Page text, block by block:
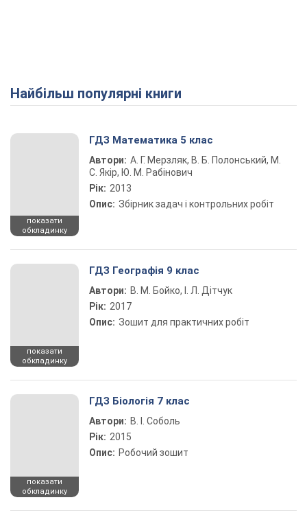
Найбільш популярні книги
показати
обкладинку
ГДЗ Математика 5 клас
Автори: А. Г. Мерзляк, В. Б. Полонський, М.
С. Якір, Ю. М. Рабінович
Рік: 2013
Опис: Збірник задач і контрольних робіт
показати
обкладинку
ГДЗ Географія 9 клас
Автори: В. М. Бойко, І. Л. Дітчук
Рік: 2017
Опис: Зошит для практичних робіт
показати
обкладинку
ГДЗ Біологія 7 клас
Автори: В. І. Соболь
Рік: 2015
Опис: Робочий зошит